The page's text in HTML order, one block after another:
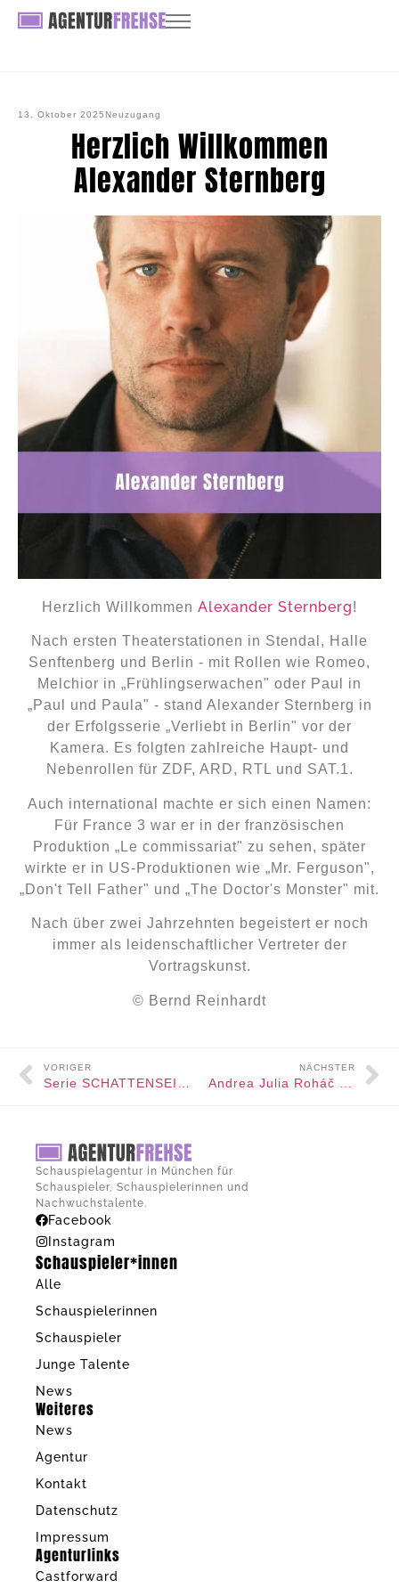
13. Oktober 2025 Neuzugang
Herzlich Willkommen
Alexander Sternberg
Herzlich Willkommen Alexander Sternberg!
Nach ersten Theaterstationen in Stendal, Halle
Senftenberg und Berlin - mit Rollen wie Romeo,
Melchior in „Frühlingserwachen" oder Paul in
„Paul und Paula" - stand Alexander Sternberg in
der Erfolgsserie „Verliebt in Berlin" vor der
Kamera. Es folgten zahlreiche Haupt- und
Nebenrollen für ZDF, ARD, RTL und SAT.1.
Auch international machte er sich einen Namen:
Für France 3 war er in der französischen
Produktion „Le commissariat" zu sehen, später
wirkte er in US-Produktionen wie „Mr. Ferguson",
„Don't Tell Father" und „The Doctor's Monster" mit.
Nach über zwei Jahrzehnten begeistert er noch
immer als leidenschaftlicher Vertreter der
Vortragskunst.
© Bernd Reinhardt
VORIGER NÄCHSTER
Schauspielagentur in München für
Schauspieler, Schauspielerinnen und
Nachwuchstalente.
Facebook
Instagram
Schauspieler*innen
Alle
Schauspielerinnen
Schauspieler
Junge Talente
News
Weiteres
News
Agentur
Kontakt
Datenschutz
Impressum
Agenturlinks
Castforward